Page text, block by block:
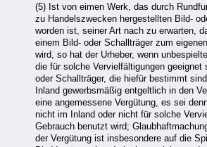
(5) Ist von eimen Werk, das durch
zu Handelszwecken hergestellten Bild-
worden ist, seiner Art nach zu erwarten,
einem Bild- oder Schallträger zum
wird, so hat der Urheber, wenn
die für solche Vervielfältigungen geeignet
oder Schallträger, die hiefür bestimmt
Inland gewerbsmäßig entgeltlich in den
eine angemessene Vergütung, es sei
nicht im Inland oder nicht für solche
Gebrauch benutzt wird;
der Vergütung ist insbesondere auf die